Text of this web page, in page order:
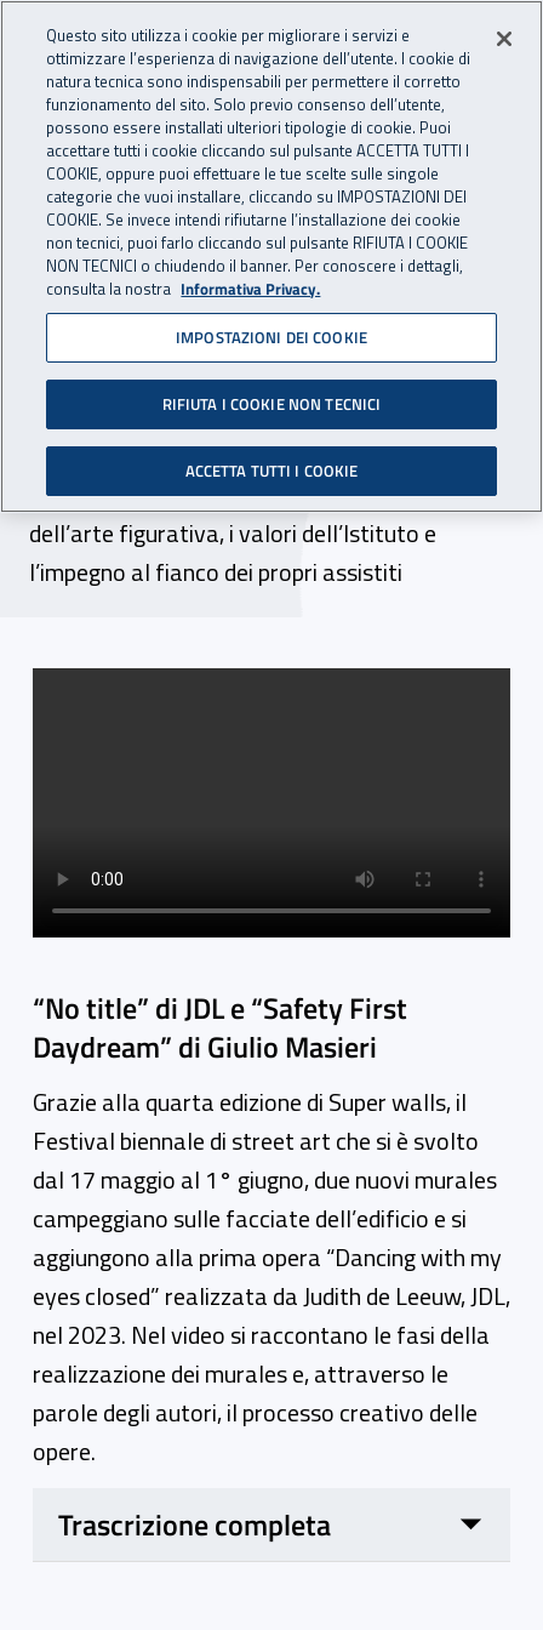
INAIL - Istituto Nazionale
Apri cerca
Navigazione principale
Navigazione - Ti trovi in:
Home Inail comunica Multimedia Video gallery
La sede Inail di Padova tra i
protagonisti di Super Walls
2025
Per la seconda volta l’edificio che ospita la sede
Inail in via Nancy diventa un potente strumento
per comunicare, attraverso la forza espressiva
dell’arte figurativa, i valori dell’Istituto e
l’impegno al fianco dei propri assistiti
“No title” di JDL e “Safety First
Daydream” di Giulio Masieri
Grazie alla quarta edizione di Super walls, il
Festival biennale di street art che si è svolto
dal 17 maggio al 1° giugno, due nuovi murales
campeggiano sulle facciate dell’edificio e si
aggiungono alla prima opera “Dancing with my
eyes closed” realizzata da Judith de Leeuw, JDL,
nel 2023. Nel video si raccontano le fasi della
realizzazione dei murales e, attraverso le
parole degli autori, il processo creativo delle
opere.
Trascrizione completa
Questo sito utilizza i cookie per migliorare i servizi e
ottimizzare l’esperienza di navigazione dell’utente. I cookie di
natura tecnica sono indispensabili per permettere il corretto
funzionamento del sito. Solo previo consenso dell’utente,
possono essere installati ulteriori tipologie di cookie. Puoi
accettare tutti i cookie cliccando sul pulsante ACCETTA TUTTI I
COOKIE, oppure puoi effettuare le tue scelte sulle singole
categorie che vuoi installare, cliccando su IMPOSTAZIONI DEI
COOKIE. Se invece intendi rifiutarne l’installazione dei cookie
non tecnici, puoi farlo cliccando sul pulsante RIFIUTA I COOKIE
NON TECNICI o chiudendo il banner. Per conoscere i dettagli,
consulta la nostra Informativa Privacy.
IMPOSTAZIONI DEI COOKIE
RIFIUTA I COOKIE NON TECNICI
ACCETTA TUTTI I COOKIE